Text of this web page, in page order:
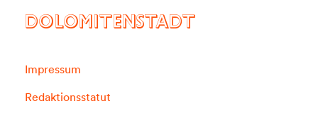
DOLOMITENSTADT
Impressum
Redaktionsstatut